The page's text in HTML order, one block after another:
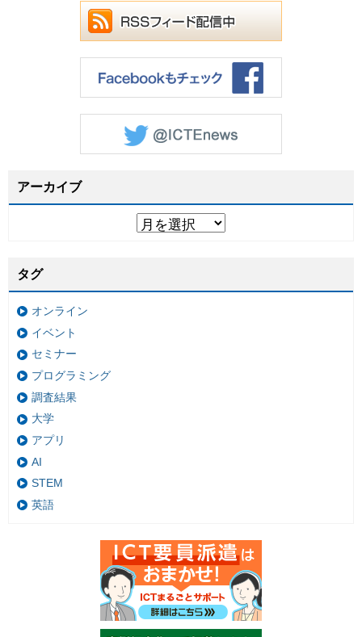
アーカイブ
タグ
オンライン
イベント
セミナー
プログラミング
調査結果
大学
アプリ
AI
STEM
英語